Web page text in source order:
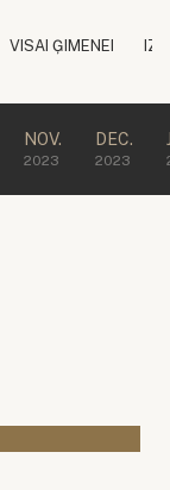
VISAI ĢIMENEI
NOV.
2023
DEC.
2023